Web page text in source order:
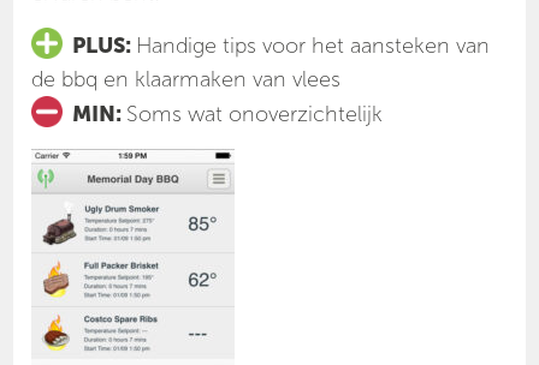
PLUS: Handige tips voor het aansteken van
de bbq en klaarmaken van vlees
MIN: Soms wat onoverzichtelijk